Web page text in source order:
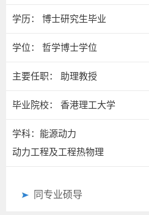
学历： 博士研究生毕业
学位： 哲学博士学位
主要任职： 助理教授
毕业院校： 香港理工大学
学科：能源动力
动力工程及工程热物理
同专业硕导